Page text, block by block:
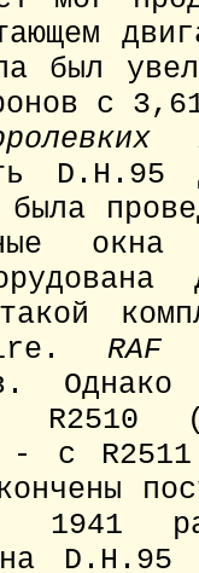
был
с
RAF
R2510
- с
D.H.95